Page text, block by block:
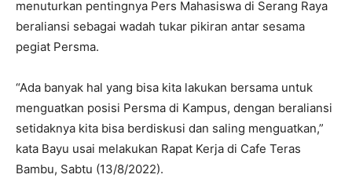
menuturkan pentingnya Pers Mahasiswa di Serang Raya
beraliansi sebagai wadah tukar pikiran antar sesama
pegiat Persma.
“Ada banyak hal yang bisa kita lakukan bersama untuk
menguatkan posisi Persma di Kampus, dengan beraliansi
setidaknya kita bisa berdiskusi dan saling menguatkan,”
kata Bayu usai melakukan Rapat Kerja di Cafe Teras
Bambu, Sabtu (13/8/2022).